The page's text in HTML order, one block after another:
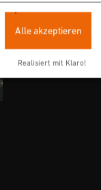
Alle akzeptieren
Realisiert mit Klaro!